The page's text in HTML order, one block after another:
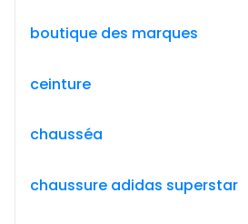
boutique des marques
ceinture
chausséa
chaussure adidas superstar